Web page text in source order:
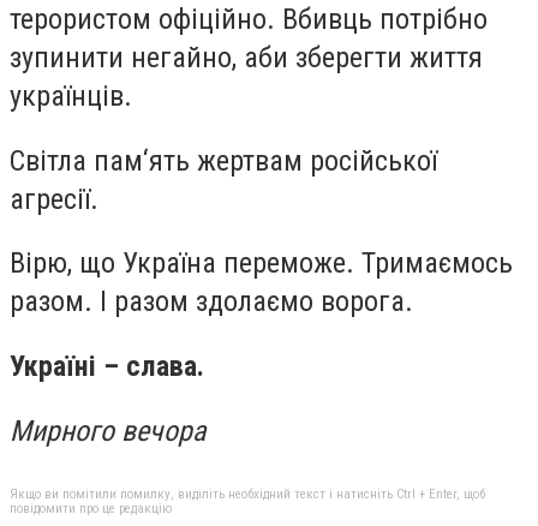
терористом офіційно. Вбивць потрібно
зупинити негайно, аби зберегти життя
українців.
Світла пам‘ять жертвам російської
агресії.
Вірю, що Україна переможе. Тримаємось
разом. І разом здолаємо ворога.
Україні – слава.
Мирного вечора
Якщо ви помітили помилку, виділіть необхідний текст і натисніть Ctrl + Enter, щоб
повідомити про це редакцію